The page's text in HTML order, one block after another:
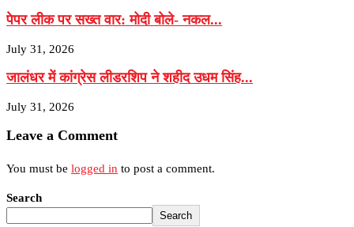
पेपर लीक पर सख्त वार: मोदी बोले- नकल...
July 31, 2026
जालंधर में कांग्रेस लीडरशिप ने शहीद उधम सिंह...
July 31, 2026
Leave a Comment
You must be logged in to post a comment.
Search
Search